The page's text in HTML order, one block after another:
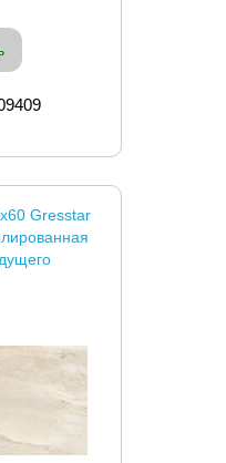
Gresstar